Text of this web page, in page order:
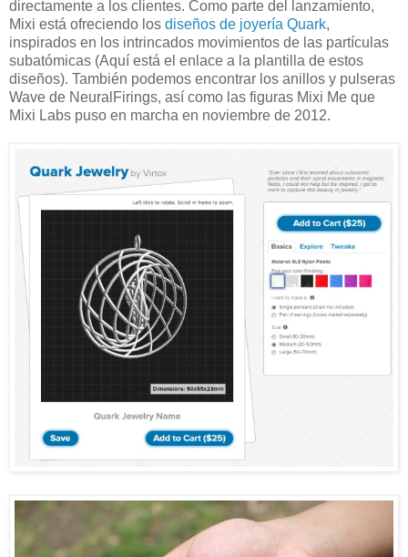
directamente a los clientes. Como parte del lanzamiento,
Mixi está ofreciendo los diseños de joyería Quark,
inspirados en los intrincados movimientos de las partículas
subatómicas (Aquí está el enlace a la plantilla de estos
diseños). También podemos encontrar los anillos y pulseras
Wave de NeuralFirings, así como las figuras Mixi Me que
Mixi Labs puso en marcha en noviembre de 2012.